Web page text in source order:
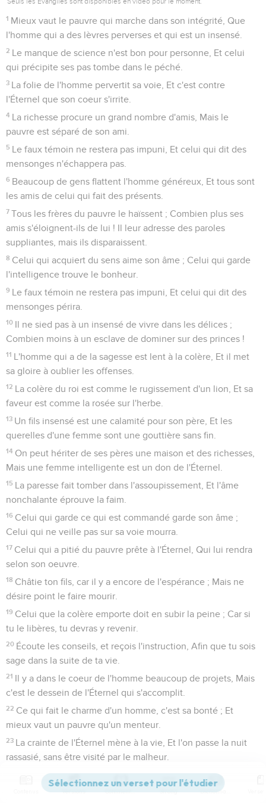
1 Mieux vaut le pauvre qui marche dans son intégrité, Que
l'homme qui a des lèvres perverses et qui est un insensé.
2 Le manque de science n'est bon pour personne, Et celui
qui précipite ses pas tombe dans le péché.
3 La folie de l'homme pervertit sa voie, Et c'est contre
l'Éternel que son coeur s'irrite.
4 La richesse procure un grand nombre d'amis, Mais le
pauvre est séparé de son ami.
5 Le faux témoin ne restera pas impuni, Et celui qui dit des
mensonges n'échappera pas.
6 Beaucoup de gens flattent l'homme généreux, Et tous sont
les amis de celui qui fait des présents.
7 Tous les frères du pauvre le haïssent ; Combien plus ses
amis s'éloignent-ils de lui ! Il leur adresse des paroles
suppliantes, mais ils disparaissent.
8 Celui qui acquiert du sens aime son âme ; Celui qui garde
l'intelligence trouve le bonheur.
9 Le faux témoin ne restera pas impuni, Et celui qui dit des
mensonges périra.
10 Il ne sied pas à un insensé de vivre dans les délices ;
Combien moins à un esclave de dominer sur des princes !
11 L'homme qui a de la sagesse est lent à la colère, Et il met
sa gloire à oublier les offenses.
12 La colère du roi est comme le rugissement d'un lion, Et sa
faveur est comme la rosée sur l'herbe.
13 Un fils insensé est une calamité pour son père, Et les
querelles d'une femme sont une gouttière sans fin.
14 On peut hériter de ses pères une maison et des richesses,
Mais une femme intelligente est un don de l'Éternel.
15 La paresse fait tomber dans l'assoupissement, Et l'âme
nonchalante éprouve la faim.
16 Celui qui garde ce qui est commandé garde son âme ;
Celui qui ne veille pas sur sa voie mourra.
17 Celui qui a pitié du pauvre prête à l'Éternel, Qui lui rendra
selon son oeuvre.
18 Châtie ton fils, car il y a encore de l'espérance ; Mais ne
désire point le faire mourir.
19 Celui que la colère emporte doit en subir la peine ; Car si
tu le libères, tu devras y revenir.
20 Écoute les conseils, et reçois l'instruction, Afin que tu sois
sage dans la suite de ta vie.
21 Il y a dans le coeur de l'homme beaucoup de projets, Mais
c'est le dessein de l'Éternel qui s'accomplit.
22 Ce qui fait le charme d'un homme, c'est sa bonté ; Et
mieux vaut un pauvre qu'un menteur.
23 La crainte de l'Éternel mène à la vie, Et l'on passe la nuit
rassasié, sans être visité par le malheur.
Le paresseux plonge sa main dans le plat, Et il ne la
ramène pas à sa bouche.
Versions Commentaires Strong